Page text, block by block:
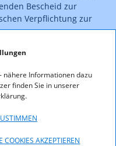
nähere Informationen dazu
finden Sie in unserer
AKZEPTIEREN
Bescheid zur
Verpflichtung zur
77,3 KB)